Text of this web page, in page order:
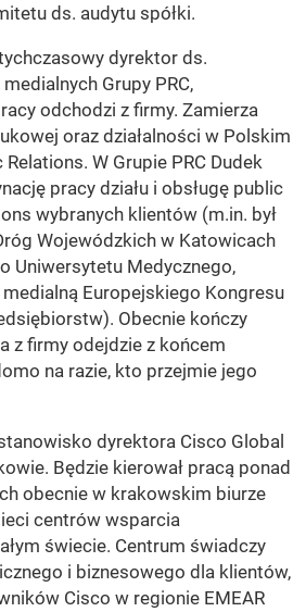
ds. audytu spółki.
dyrektor ds.
Grupy PRC,
odchodzi z firmy. Zamierza
oraz działalności w Polskim
W Grupie PRC Dudek
pracy działu i obsługę public
wybranych klientów (m.in. był
Wojewódzkich w Katowicach
Uniwersytetu Medycznego,
medialną Europejskiego Kongresu
Obecnie kończy
z firmy odejdzie z końcem
na razie, kto przejmie jego
dyrektora Cisco Global
Będzie kierował pracą ponad
obecnie w krakowskim biurze
centrów wsparcia
świecie. Centrum świadczy
i biznesowego dla klientów,
Cisco w regionie EMEAR